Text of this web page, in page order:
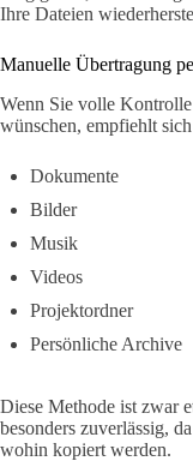
Ihre Dateien
Manuelle Übertragung
Wenn Sie volle
wünschen, empfiehlt
Dokumente
Bilder
Musik
Videos
Projektordner
Persönliche Archive
Diese Methode ist zwar
besonders zuverlässig,
wohin kopiert werden.